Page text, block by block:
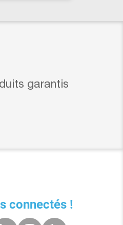
garantis
connectés !